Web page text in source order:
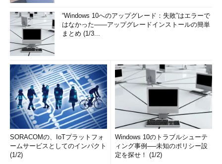
“Windows 10へのアップグレード：失敗”はエラーで
はなかった――アップグレードインストールの簡単
まとめ (1/3...
SORACOMの、IoTプラットフォ
ームサービスとしてのインパクト
(1/2)
Windows 10のトラブルシューテ
ィング事例──未知のポリシー設
定を探せ！ (1/2)